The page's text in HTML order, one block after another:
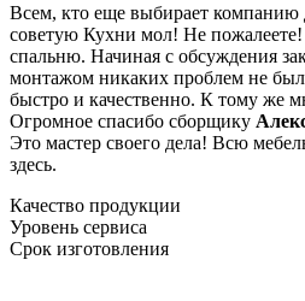
Всем, кто еще выбирает компанию
советую Кухни мол! Не
спальню. Начиная с обсуждения
монтажом никаких проблем не
быстро и качественно. К тому же
Огромное спасибо сборщику
Это мастер своего дела! Всю
здесь.
Качество продукции
Уровень сервиса
Срок изготовления